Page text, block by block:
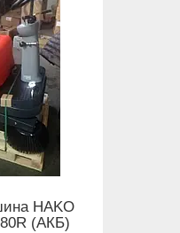
HAKO
(АКБ)